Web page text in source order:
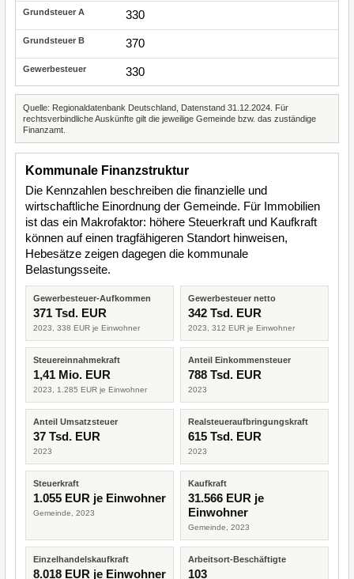
330
370
330
Quelle: Regionaldatenbank Deutschland, Datenstand 31.12.2024. Für
rechtsverbindliche Auskünfte gilt die jeweilige Gemeinde bzw. das zuständige
Finanzamt.
Kommunale Finanzstruktur
Die Kennzahlen beschreiben die finanzielle und
wirtschaftliche Einordnung der Gemeinde. Für Immobilien
ist das ein Makrofaktor: höhere Steuerkraft und Kaufkraft
können auf einen tragfähigeren Standort hinweisen,
Hebesätze zeigen dagegen die kommunale
Belastungsseite.
Gewerbesteuer-Aufkommen
371 Tsd. EUR
2023, 338 EUR je Einwohner
Gewerbesteuer netto
342 Tsd. EUR
2023, 312 EUR je Einwohner
Steuereinnahmekraft
1,41 Mio. EUR
2023, 1.285 EUR je Einwohner
Anteil Einkommensteuer
788 Tsd. EUR
2023
Anteil Umsatzsteuer
37 Tsd. EUR
2023
Realsteueraufbringungskraft
615 Tsd. EUR
2023
Steuerkraft
1.055 EUR je Einwohner
Gemeinde, 2023
Kaufkraft
31.566 EUR je
Einwohner
Gemeinde, 2023
Einzelhandelskaufkraft
8.018 EUR je Einwohner
Arbeitsort-Beschäftigte
103